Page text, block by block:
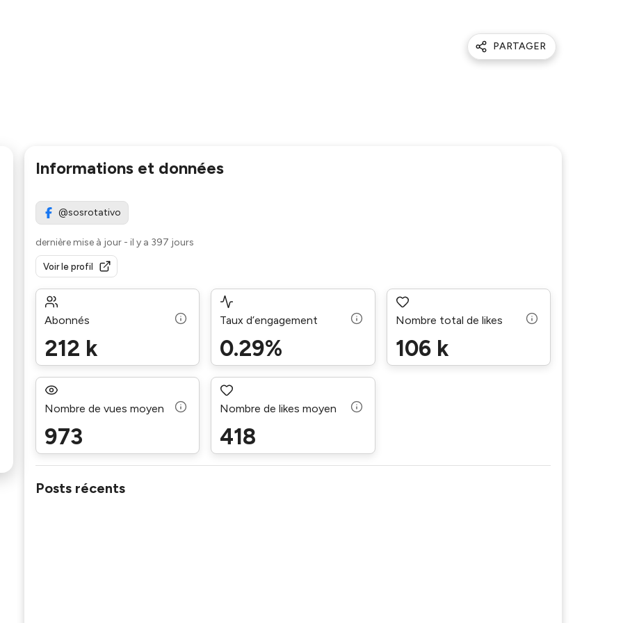
PARTAGER
Informations et données
@sosrotativo
dernière mise à jour- il y a 397 jours
Voir le profil
Abonnés
212 k
Taux d’engagement
0.29%
Nombre total de likes
106 k
Nombre de vues moyen
973
Nombre de likes moyen
418
Posts récents